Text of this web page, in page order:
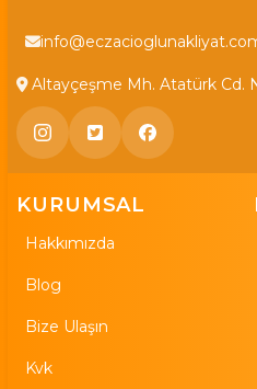
Altayçeşme Mh. Atatürk Cd.
KURUMSAL
Hakkımızda
Blog
Bize Ulaşın
Kvk